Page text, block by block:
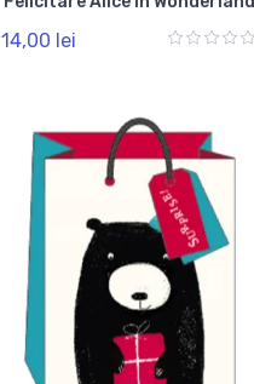
14,00 lei